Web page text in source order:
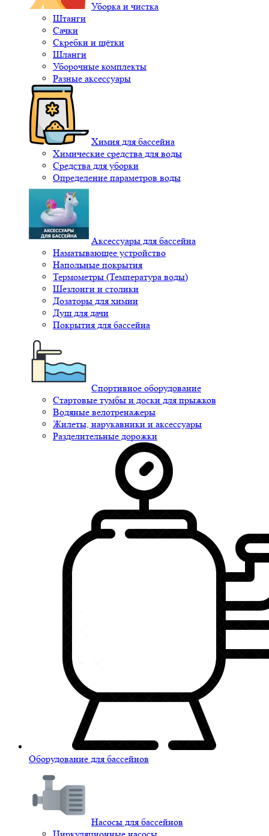
Уборка и чистка
Штанги
Сачки
Скребки и щётки
Шланги
Уборочные комплекты
Разные аксессуары
Химия для бассейна
Химические средства для воды
Средства для уборки
Определение параметров воды
Аксессуары для бассейна
Наматывающее устройство
Напольные покрытия
Термометры (Температура воды)
Шезлонги и столики
Дозаторы для химии
Душ для дачи
Покрытия для бассейна
Спортивное оборудование
Стартовые тумбы и доски для прыжков
Водяные велотренажеры
Жилеты, нарукавники и аксессуары
Разделительные дорожки
Оборудование для бассейнов
Насосы для бассейнов